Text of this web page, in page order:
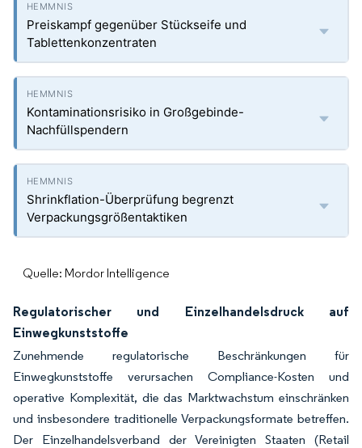
Preiskampf gegenüber Stückseife und
Tablettenkonzentraten
Kontaminationsrisiko in Großgebinde-
Nachfüllspendern
Shrinkflation-Überprüfung begrenzt
Verpackungsgrößentaktiken
Quelle: Mordor Intelligence
Regulatorischer und Einzelhandelsdruck auf
Einwegkunststoffe
Zunehmende regulatorische Beschränkungen für
Einwegkunststoffe verursachen Compliance-Kosten und
operative Komplexität, die das Marktwachstum einschränken
und insbesondere traditionelle Verpackungsformate betreffen.
Der Einzelhandelsverband der Vereinigten Staaten (Retail